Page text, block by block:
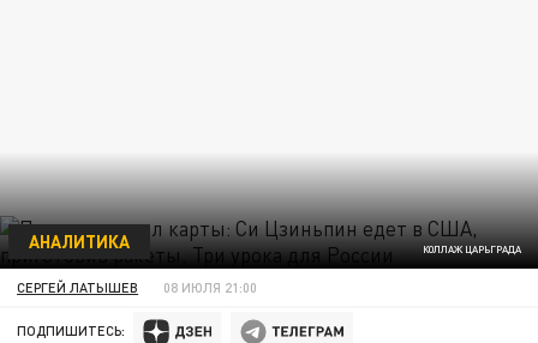
КОЛЛАЖ ЦАРЬГРАДА
АНАЛИТИКА
СЕРГЕЙ ЛАТЫШЕВ 08 ИЮЛЯ 21:00
ПОДПИШИТЕСЬ: